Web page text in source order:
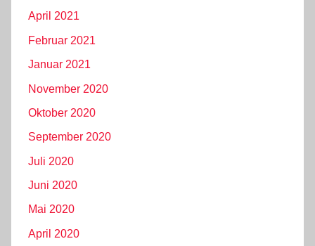
April 2021
Februar 2021
Januar 2021
November 2020
Oktober 2020
September 2020
Juli 2020
Juni 2020
Mai 2020
April 2020